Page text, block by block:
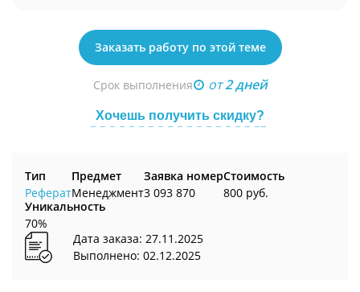
Заказать работу по этой теме
Срок выполнения от2 дней
Хочешь получить скидку?
Тип
Реферат
Предмет
Менеджмент
Заявка номер
3 093 870
Стоимость
800 руб.
Уникальность
70%
Дата заказа: 27.11.2025
Выполнено: 02.12.2025